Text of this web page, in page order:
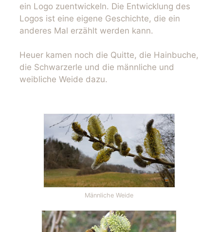
ein Logo zuentwickeln. Die Entwicklung des
Logos ist eine eigene Geschichte, die ein
anderes Mal erzählt werden kann.
Heuer kamen noch die Quitte, die Hainbuche,
die Schwarzerle und die männliche und
weibliche Weide dazu.
Männliche Weide